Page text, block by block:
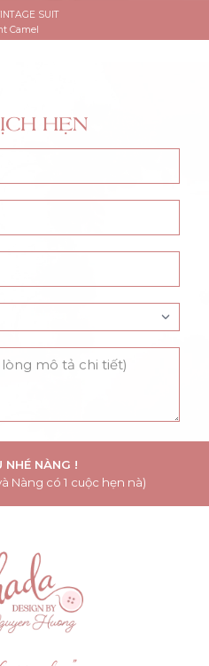
SUIT
Camel
HẸN
NÀNG !
Nàng có 1 cuộc hẹn nà)